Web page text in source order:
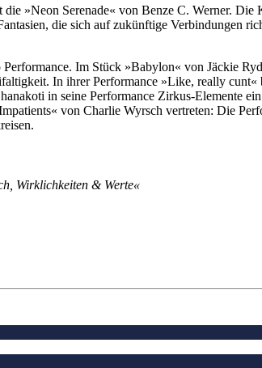
»Neon Serenade« von Benze C. Werner.
die sich auf zukünftige Verbindungen
Im Stück »Babylon« von Jäckie
In ihrer Performance »Like, really
in seine Performance Zirkus-Elemente
von Charlie Wyrsch vertreten: Die
Wirklichkeiten & Werte«